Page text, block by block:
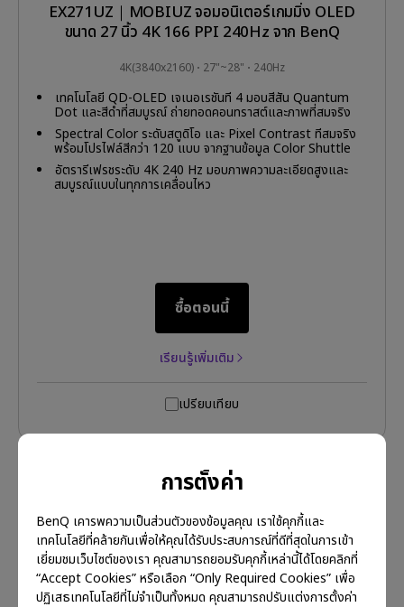
การตั้งค่า
BenQ เคารพความเป็นส่วนตัวของข้อมูลคุณ เราใช้คุกกี้และ
เทคโนโลยีที่คล้ายกันเพื่อให้คุณได้รับประสบการณ์ที่ดีที่สุดในการเข้า
เยี่ยมชมเว็บไซต์ของเรา คุณสามารถยอมรับคุกกี้เหล่านี้ได้โดยคลิกที่
“Accept Cookies” หรือเลือก “Only Required Cookies” เพื่อ
ปฏิเสธเทคโนโลยีที่ไม่จำเป็นทั้งหมด คุณสามารถปรับแต่งการตั้งค่า
EX271UZ｜MOBIUZ จอมอนิเตอร์เกมมิ่ง OLED
ขนาด 27 นิ้ว 4K 166 PPI 240Hz จาก BenQ
4K(3840x2160) 27"~28" 240Hz
เทคโนโลยี QD-OLED เจเนอเรชันที่ 4 มอบสีสัน Quantum
Dot และสีดำที่สมบูรณ์ ถ่ายทอดคอนทราสต์และภาพที่สมจริง
Spectral Color ระดับสตูดิโอ และ Pixel Contrast ที่สมจริง
พร้อมโปรไฟล์สีกว่า 120 แบบ จากฐานข้อมูล Color Shuttle
Game Art Database
อัตรารีเฟรชระดับ 4K 240 Hz มอบภาพความละเอียดสูงและ
สมบูรณ์แบบในทุกการเคลื่อนไหว
ซื้อตอนนี้
เรียนรู้เพิ่มเติม
เปรียบเทียบ